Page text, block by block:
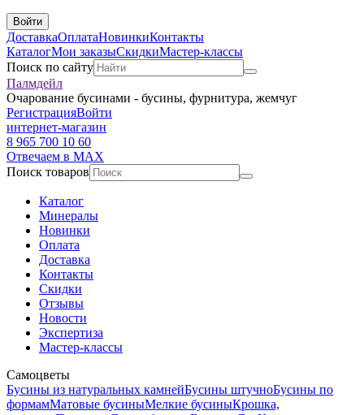
Войти
ДоставкаОплатаНовинкиКонтакты
КаталогМои заказыСкидкиМастер-классы
Поиск по сайту
Палмдейл
Очарование бусинами - бусины, фурнитура, жемчуг
РегистрацияВойти
интернет-магазин
8 965 700 10 60
Отвечаем в MAX
Поиск товаров
Каталог
Минералы
Новинки
Оплата
Доставка
Контакты
Скидки
Отзывы
Новости
Экспертиза
Мастер-классы
Самоцветы
Бусины из натуральных камнейБусины штучноБусины по
формамМатовые бусиныМелкие бусиныКрошка,